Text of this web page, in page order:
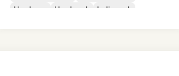
Hardcore
Hard rock
Indie rock